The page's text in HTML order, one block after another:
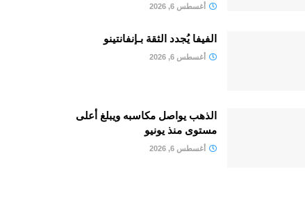
أغسطس 6, 2026
الفيفا يُجدد الثقة بـإنفانتينو
أغسطس 6, 2026
الذهب يواصل مكاسبه ويبلغ أعلى
مستوى منذ يونيو
أغسطس 6, 2026